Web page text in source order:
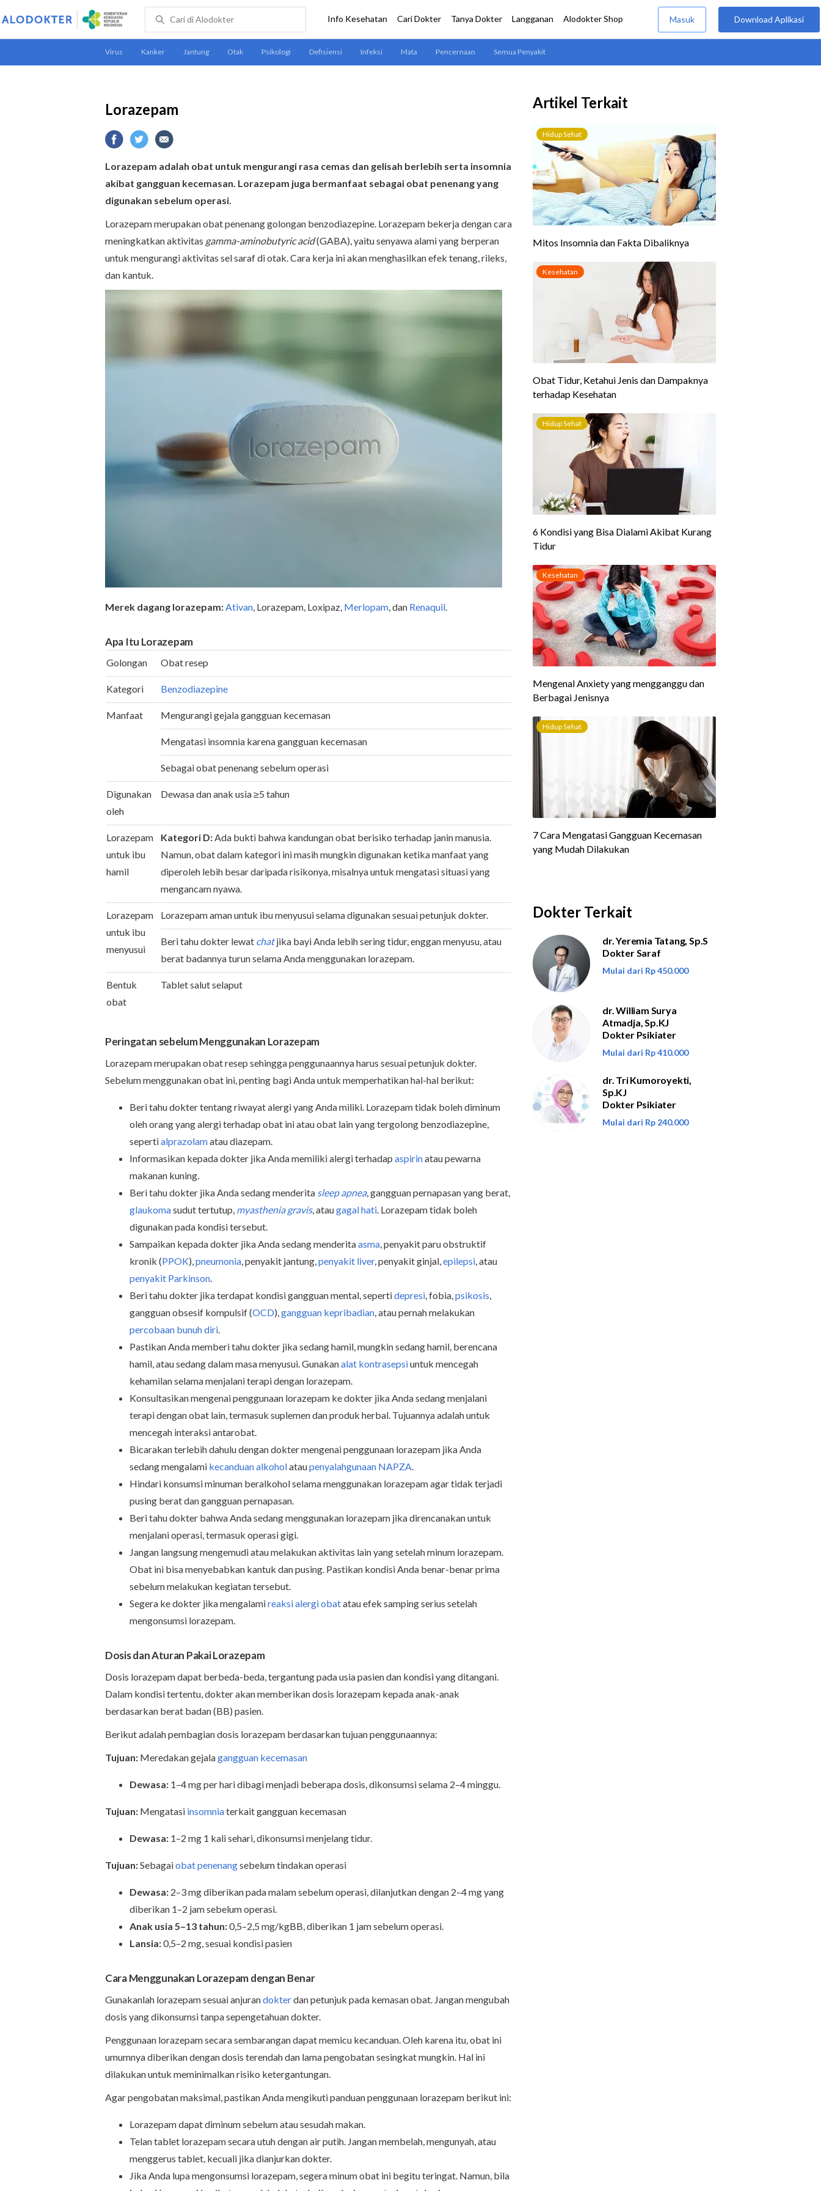
Lorazepam
Lorazepam adalah obat untuk mengurangi rasa cemas dan gelisah berlebih serta insomnia
akibat gangguan kecemasan. Lorazepam juga bermanfaat sebagai obat penenang yang
digunakan sebelum operasi.
Lorazepam merupakan obat penenang golongan benzodiazepine. Lorazepam bekerja dengan cara
meningkatkan aktivitas gamma-aminobutyric acid(GABA), yaitu senyawa alami yang berperan
untuk mengurangi aktivitas sel saraf di otak. Cara kerja ini akan menghasilkan efek tenang, rileks,
dan kantuk.
Merek dagang lorazepam:Ativan, Lorazepam, Loxipaz, Merlopam, dan Renaquil.
Apa Itu Lorazepam
Golongan Obat resep
Kategori Benzodiazepine
Manfaat Mengurangi gejala gangguan kecemasan
Mengatasi insomnia karena gangguan kecemasan
Sebagai obat penenang sebelum operasi
Digunakan
oleh
Dewasa dan anak usia ≥5 tahun
Lorazepam
untuk ibu
hamil
Kategori D:Ada bukti bahwa kandungan obat berisiko terhadap janin manusia.
Namun, obat dalam kategori ini masih mungkin digunakan ketika manfaat yang
diperoleh lebih besar daripada risikonya, misalnya untuk mengatasi situasi yang
mengancam nyawa.
Lorazepam
untuk ibu
menyusui
Lorazepam aman untuk ibu menyusui selama digunakan sesuai petunjuk dokter.
Beri tahu dokter lewat chatjika bayi Anda lebih sering tidur, enggan menyusu, atau
berat badannya turun selama Anda menggunakan lorazepam.
Bentuk
obat
Tablet salut selaput
Peringatan sebelum Menggunakan Lorazepam
Lorazepam merupakan obat resep sehingga penggunaannya harus sesuai petunjuk dokter.
Sebelum menggunakan obat ini, penting bagi Anda untuk memperhatikan hal-hal berikut:
Beri tahu doktertentang riwayat alergi yang Anda miliki. Lorazepam tidak boleh diminum
oleh orang yang alergi terhadap obat ini atau obat lain yang tergolong benzodiazepine,
sepertialprazolamatau diazepam.
Informasikan kepada dokter jika Anda memiliki alergi terhadap aspirinatau pewarna
makanan kuning.
Beri tahu dokter jika Anda sedang menderita sleep apnea, gangguan pernapasan yang berat,
glaukomasudut tertutup, myasthenia gravis, ataugagal hati. Lorazepam tidak boleh
digunakan pada kondisi tersebut.
Sampaikan kepada dokter jika Anda sedang menderitaasma, penyakit paru obstruktif
kronik (PPOK),pneumonia, penyakit jantung,penyakit liver, penyakit ginjal,epilepsi, atau
penyakit Parkinson.
Beri tahu dokter jika terdapat kondisi gangguan mental, sepertidepresi, fobia,psikosis,
gangguan obsesif kompulsif (OCD),gangguan kepribadian, atau pernah melakukan
percobaan bunuh diri.
Pastikan Anda memberi tahu dokter jika sedang hamil, mungkin sedang hamil, berencana
hamil, atau sedang dalam masa menyusui.Gunakanalat kontrasepsiuntuk mencegah
kehamilan selama menjalani terapi dengan lorazepam.
Konsultasikan mengenai penggunaan lorazepam ke dokter jika Anda sedang menjalani
terapi dengan obat lain, termasuk suplemen dan produk herbal. Tujuannya adalah untuk
mencegah interaksi antarobat.
Bicarakan terlebih dahulu dengan dokter mengenai penggunaan lorazepam jika Anda
sedang mengalami kecanduan alkoholataupenyalahgunaan NAPZA.
Hindari konsumsi minuman beralkohol selama menggunakan lorazepam agar tidak terjadi
pusing berat dan gangguan pernapasan.
Beri tahu dokter bahwa Anda sedang menggunakan lorazepam jika direncanakan untuk
menjalani operasi, termasuk operasi gigi.
Jangan langsung mengemudi atau melakukan aktivitas lain yang setelah minum lorazepam.
Obat ini bisa menyebabkan kantuk dan pusing. Pastikan kondisi Anda benar-benar prima
sebelum melakukan kegiatan tersebut.
Segera ke dokter jika mengalamireaksi alergi obatatau efek samping serius setelah
mengonsumsi lorazepam.
Dosis dan Aturan Pakai Lorazepam
Dosis lorazepam dapat berbeda-beda, tergantung pada usia pasien dan kondisi yang ditangani.
Dalam kondisi tertentu, dokter akan memberikan dosis lorazepam kepada anak-anak
berdasarkan berat badan (BB) pasien.
Berikut adalah pembagian dosis lorazepam berdasarkan tujuan penggunaannya:
Tujuan: Meredakan gejalagangguan kecemasan
Dewasa: 1–4 mg per hari dibagi menjadi beberapa dosis, dikonsumsi selama 2–4 minggu.
Tujuan: Mengatasi insomniaterkait gangguan kecemasan
Dewasa: 1–2 mg 1 kali sehari, dikonsumsi menjelang tidur.
Tujuan:Sebagaiobat penenangsebelum tindakan operasi
Dewasa: 2–3 mg diberikan pada malam sebelum operasi, dilanjutkan dengan 2–4 mg yang
diberikan 1–2 jam sebelum operasi.
Anak usia 5–13 tahun:0,5–2,5 mg/kgBB, diberikan 1 jam sebelum operasi.
Lansia:0,5–2 mg, sesuai kondisi pasien
Cara Menggunakan Lorazepam dengan Benar
Gunakanlah lorazepam sesuai anjurandokterdan petunjuk pada kemasan obat. Jangan mengubah
dosis yang dikonsumsi tanpa sepengetahuan dokter.
Penggunaan lorazepam secara sembarangan dapat memicu kecanduan. Oleh karena itu, obat ini
umumnya diberikan dengan dosis terendah dan lama pengobatan sesingkat mungkin. Hal ini
dilakukan untuk meminimalkan risiko ketergantungan.
Agar pengobatan maksimal, pastikan Anda mengikuti panduan penggunaan lorazepam berikut ini:
Lorazepam dapat diminum sebelum atau sesudah makan.
Telan tablet lorazepam secara utuh dengan air putih. Jangan membelah, mengunyah, atau
menggerus tablet, kecuali jika dianjurkan dokter.
Jika Anda lupa mengonsumsi lorazepam, segera minum obat ini begitu teringat. Namun, bila
Artikel Terkait
Dokter Terkait